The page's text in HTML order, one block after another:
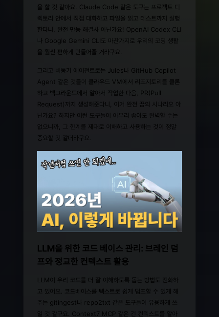
을 할 것 같아요. Claude Code 같은 도구는 프로젝트 디
렉토리 안에서 직접 대화하고 파일을 읽고 테스트까지 실행
한다니, 완전 만능 해결사 아닌가요! OpenAI Codex CLI
나 Google Gemini CLI도 마찬가지로 우리의 코딩 생활
을 훨씬 편하게 만들어줄 거라구요.
그리고 비동기 에이전트로는 Jules나 GitHub Copilot
Agent 같은 것들이 클라우드 VM에서 리포지토리를 클론
하고 백그라운드에서 알아서 작업한 다음, PR(Pull
Request)까지 생성해준다니, 이거 완전 꿈의 시나리오 아
닌가요? 하지만 이런 도구들이 아무리 좋아도 완벽할 수는
없으니까, 그 한계를 제대로 이해하고 사용하는 것이 정말
중요할 것 같더라구요.
LLM을 위한 코드 베이스 관리: 브레인 덤
프와 정교한 컨텍스트 활용
LLM이 우리 코드를 더 잘 이해하도록 돕는 방법도 진화하
고 있어요. 코드베이스를 텍스트로 쉽게 덤프할 수 있게 해
주는 gitingest나 repo2txt 같은 도구들이 유용하게 쓰
일 것 같구요. Context7 MCP 같은 건 컨텍스트를 알아